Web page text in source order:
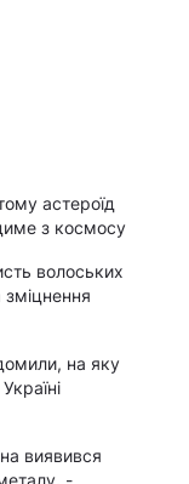
астероїд
з космосу
волоських
зміцнення
на яку
виявився
-